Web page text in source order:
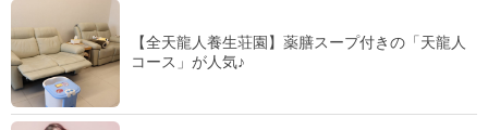
【全天龍人養生荘園】薬膳スープ付きの「天龍人
コース」が人気♪